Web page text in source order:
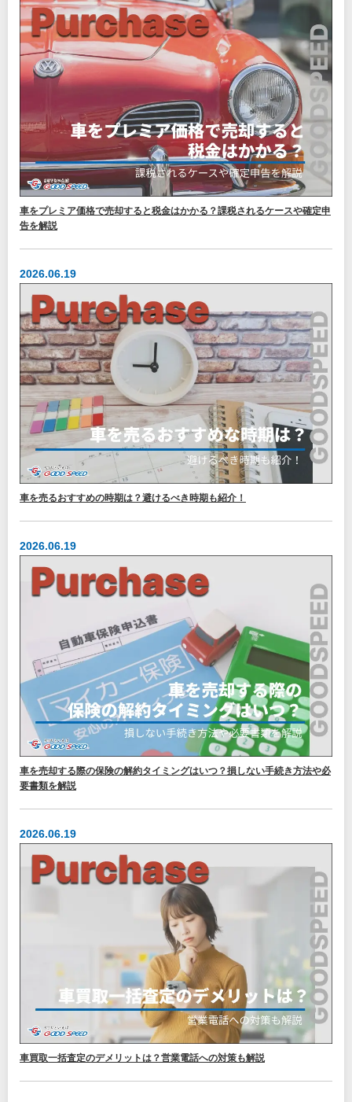
車をプレミア価格で売却すると税金はかかる？課税されるケースや確定申
告を解説
2026.06.19
車を売るおすすめの時期は？避けるべき時期も紹介！
2026.06.19
車を売却する際の保険の解約タイミングはいつ？損しない手続き方法や必
要書類を解説
2026.06.19
車買取一括査定のデメリットは？営業電話への対策も解説